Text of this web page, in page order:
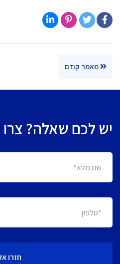
מאמר קודם
יש לכם שאלה? צרו
חזרו